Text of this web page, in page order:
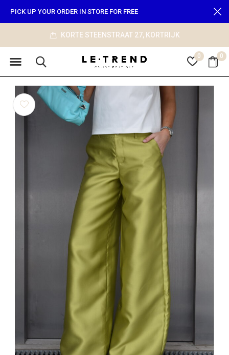
0 0
KORTE STEENSTRAAT 27, KORTRIJK
PICK UP YOUR ORDER IN STORE FOR FREE